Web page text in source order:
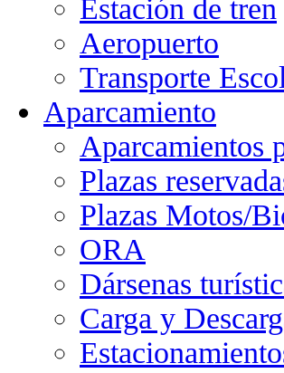
Estación de tren
Aeropuerto
Transporte
Aparcamiento
Aparcamientos
Plazas
Plazas Motos/
ORA
Dársenas
Carga y